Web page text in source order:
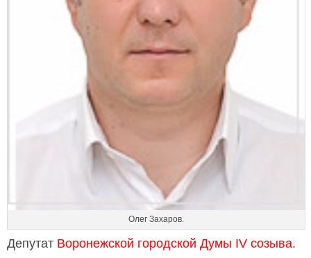
Олег Захаров.
Депутат Воронежской городской Думы IV созыва.